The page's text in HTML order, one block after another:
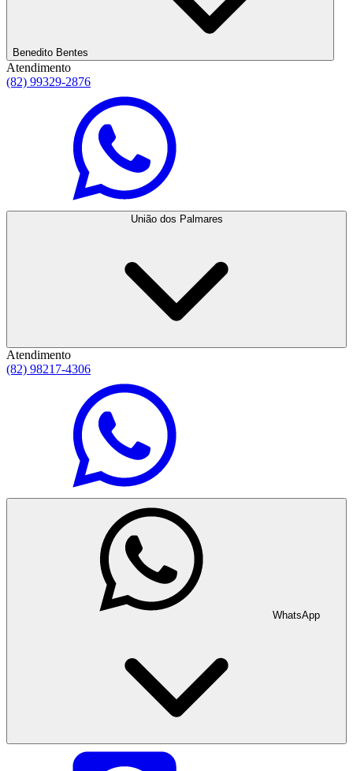
Benedito Bentes
Atendimento
(82) 99329-2876
União dos Palmares
Atendimento
(82) 98217-4306
WhatsApp